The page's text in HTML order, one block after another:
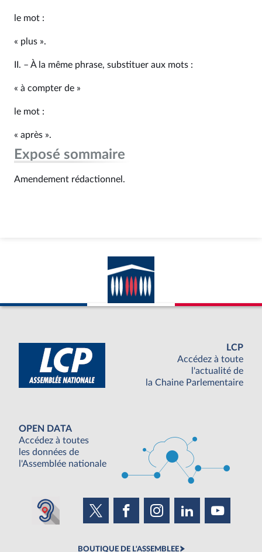
le mot :
« plus ».
II. – À la même phrase, substituer aux mots :
« à compter de »
le mot :
« après ».
Exposé sommaire
Amendement rédactionnel.
LCP
Accédez à toute
l'actualité de
la Chaine Parlementaire
OPEN DATA
Accédez à toutes
les données de
l'Assemblée nationale
BOUTIQUE DE L'ASSEMBLEE